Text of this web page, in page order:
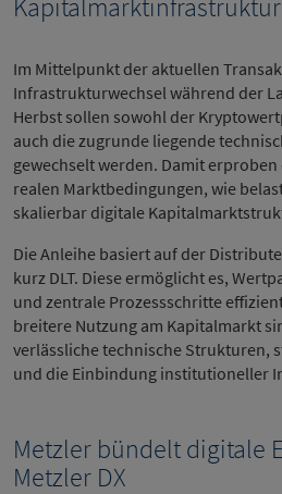
Kapitalmarktinfrastruktur
Im Mittelpunkt der aktuellen
Infrastrukturwechsel während der
Herbst sollen sowohl der
auch die zugrunde liegende
gewechselt werden. Damit
realen Marktbedingungen, wie
skalierbar digitale
Die Anleihe basiert auf der
kurz DLT. Diese ermöglicht es,
und zentrale Prozessschritte
breitere Nutzung am Kapitalmarkt
verlässliche technische Strukturen,
und die Einbindung institutioneller
Metzler bündelt digitale
Metzler DX